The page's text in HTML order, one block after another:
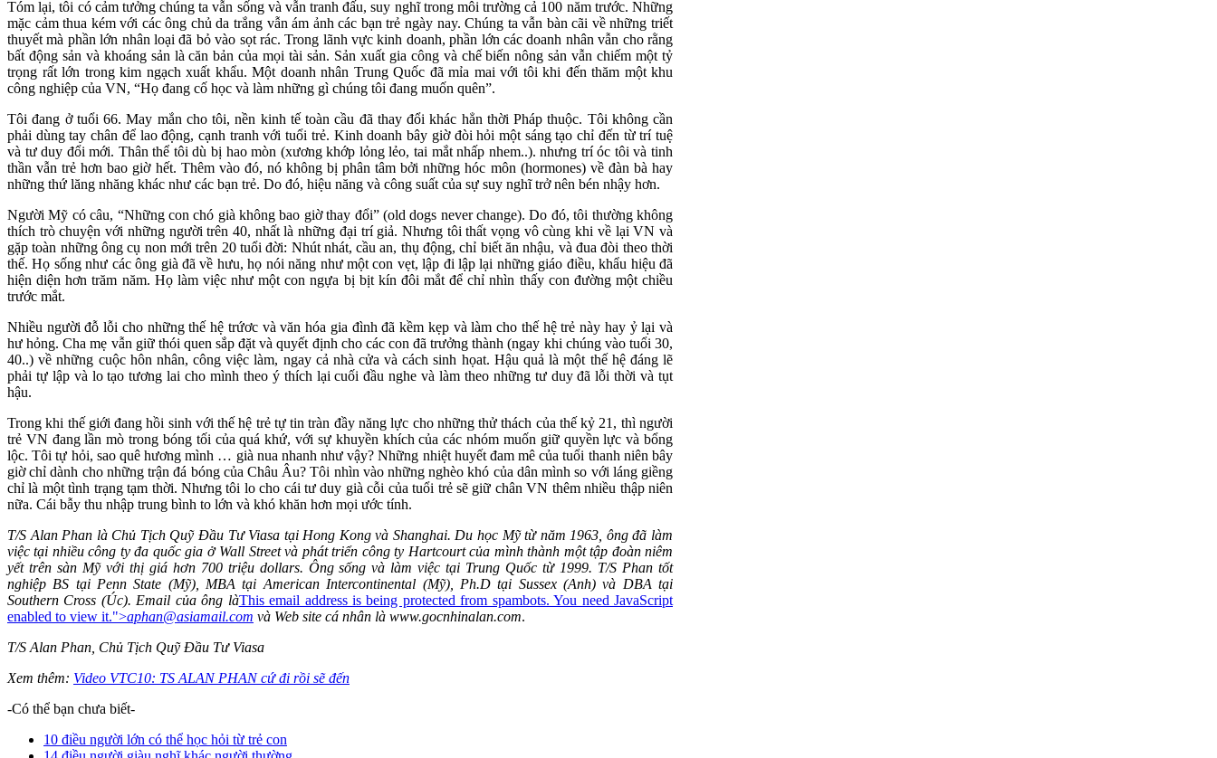
Tóm lại, tôi có cảm tưởng chúng ta vẫn sống và vẫn tranh đấu, suy nghĩ trong môi trường cả 100 năm trước. Những
mặc cảm thua kém với các ông chủ da trắng vẫn ám ảnh các bạn trẻ ngày nay. Chúng ta vẫn bàn cãi về những triết
thuyết mà phần lớn nhân loại đã bỏ vào sọt rác. Trong lãnh vực kinh doanh, phần lớn các doanh nhân vẫn cho rằng
bất động sản và khoáng sản là căn bản của mọi tài sản. Sản xuất gia công và chế biến nông sản vẫn chiếm một tỷ
trọng rất lớn trong kim ngạch xuất khẩu. Một doanh nhân Trung Quốc đã mỉa mai với tôi khi đến thăm một khu
công nghiệp của VN, “Họ đang cố học và làm những gì chúng tôi đang muốn quên”.
Tôi đang ở tuổi 66. May mắn cho tôi, nền kinh tế toàn cầu đã thay đổi khác hẳn thời Pháp thuộc. Tôi không cần
phải dùng tay chân để lao động, cạnh tranh với tuổi trẻ. Kinh doanh bây giờ đòi hỏi một sáng tạo chỉ đến từ trí tuệ
và tư duy đổi mới. Thân thể tôi dù bị hao mòn (xương khớp lỏng lẻo, tai mắt nhấp nhem..). nhưng trí óc tôi và tinh
thần vẫn trẻ hơn bao giờ hết. Thêm vào đó, nó không bị phân tâm bởi những hóc môn (hormones) về đàn bà hay
những thứ lăng nhăng khác như các bạn trẻ. Do đó, hiệu năng và công suất của sự suy nghĩ trở nên bén nhậy hơn.
Người Mỹ có câu, “Những con chó già không bao giờ thay đổi” (old dogs never change). Do đó, tôi thường không
thích trò chuyện với những người trên 40, nhất là những đại trí giả. Nhưng tôi thất vọng vô cùng khi về lại VN và
gặp toàn những ông cụ non mới trên 20 tuổi đời: Nhút nhát, cầu an, thụ động, chỉ biết ăn nhậu, và đua đòi theo thời
thế. Họ sống như các ông già đã về hưu, họ nói năng như một con vẹt, lập đi lập lại những giáo điều, khẩu hiệu đã
hiện diện hơn trăm năm. Họ làm việc như một con ngựa bị bịt kín đôi mắt để chỉ nhìn thấy con đường một chiều
trước mắt.
Nhiều người đỗ lỗi cho những thế hệ trứơc và văn hóa gia đình đã kềm kẹp và làm cho thế hệ trẻ này hay ỷ lại và
hư hỏng. Cha mẹ vẫn giữ thói quen sắp đặt và quyết định cho các con đã trưởng thành (ngay khi chúng vào tuổi 30,
40..) về những cuộc hôn nhân, công việc làm, ngay cả nhà cửa và cách sinh họat. Hậu quả là một thế hệ đáng lẽ
phải tự lập và lo tạo tương lai cho mình theo ý thích lại cuối đầu nghe và làm theo những tư duy đã lỗi thời và tụt
hậu.
Trong khi thế giới đang hồi sinh với thế hệ trẻ tự tin tràn đầy năng lực cho những thử thách của thế kỷ 21, thì người
trẻ VN đang lần mò trong bóng tối của quá khứ, với sự khuyền khích của các nhóm muốn giữ quyền lực và bổng
lộc. Tôi tự hỏi, sao quê hương mình … già nua nhanh như vậy? Những nhiệt huyết đam mê của tuổi thanh niên bây
giờ chỉ dành cho những trận đá bóng của Châu Âu? Tôi nhìn vào những nghèo khó của dân mình so với láng giềng
chỉ là một tình trạng tạm thời. Nhưng tôi lo cho cái tư duy già cỗi của tuổi trẻ sẽ giữ chân VN thêm nhiều thập niên
nữa. Cái bẫy thu nhập trung bình to lớn và khó khăn hơn mọi ước tính.
T/S Alan Phan là Chủ Tịch Quỹ Đầu Tư Viasa tại Hong Kong và Shanghai. Du học Mỹ từ năm 1963, ông đã làm
việc tại nhiều công ty đa quốc gia ở Wall Street và phát triển công ty Hartcourt của mình thành một tập đoàn niêm
yết trên sàn Mỹ với thị giá hơn 700 triệu dollars. Ông sống và làm việc tại Trung Quốc từ 1999. T/S Phan tốt
nghiệp BS tại Penn State (Mỹ), MBA tại American Intercontinental (Mỹ), Ph.D tại Sussex (Anh) và DBA tại
Southern Cross (Úc). Email của ông làThis email address is being protected from spambots. You need JavaScript
enabled to view it.">aphan@asiamail.com và Web site cá nhân là www.gocnhinalan.com.
T/S Alan Phan, Chủ Tịch Quỹ Đầu Tư Viasa
Xem thêm: Video VTC10: TS ALAN PHAN cứ đi rồi sẽ đến
-Có thể bạn chưa biết-
10 điều người lớn có thể học hỏi từ trẻ con